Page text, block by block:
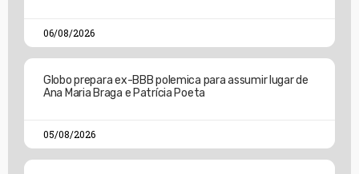
06/08/2026
Globo prepara ex-BBB polemica para assumir lugar de
Ana Maria Braga e Patrícia Poeta
05/08/2026